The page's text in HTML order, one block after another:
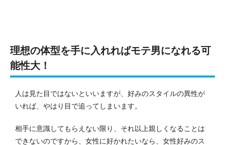
理想の体型を手に入れればモテ男になれる可
能性大！
人は見た目ではないといいますが、好みのスタイルの異性が
いれば、やはり目で追ってしまいます。
相手に意識してもらえない限り、それ以上親しくなることは
できないのですから、女性に好かれたいなら、女性好みのス